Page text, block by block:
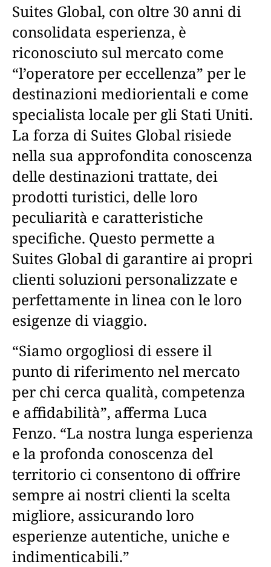
Suites Global, con oltre 30 anni di
consolidata esperienza, è
riconosciuto sul mercato come
“l’operatore per eccellenza” per le
destinazioni mediorientali e come
specialista locale per gli Stati Uniti.
La forza di Suites Global risiede
nella sua approfondita conoscenza
delle destinazioni trattate, dei
prodotti turistici, delle loro
peculiarità e caratteristiche
specifiche. Questo permette a
Suites Global di garantire ai propri
clienti soluzioni personalizzate e
perfettamente in linea con le loro
esigenze di viaggio.
“Siamo orgogliosi di essere il
punto di riferimento nel mercato
per chi cerca qualità, competenza
e affidabilità”, afferma Luca
Fenzo. “La nostra lunga esperienza
e la profonda conoscenza del
territorio ci consentono di offrire
sempre ai nostri clienti la scelta
migliore, assicurando loro
esperienze autentiche, uniche e
indimenticabili.”